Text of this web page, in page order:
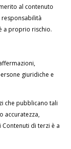
al contenuto
responsabilità
a proprio rischio.
giuridiche e
che pubblicano tali
accuratezza,
di terzi è a